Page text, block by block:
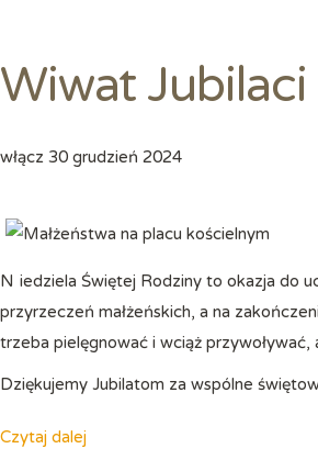
Wiwat Jubilaci
włącz 30 grudzień 2024
Niedziela Świętej Rodziny to okazja do uczczenia Jabileuszy Małżeńskich. Msza Święta w intencji Jubilatów, odnowienie
przyrzeczeń małżeńskich, a na
trzeba pielęgnować i wciąż
Dziękujemy Jubilatom za wspólne
Czytaj dalej